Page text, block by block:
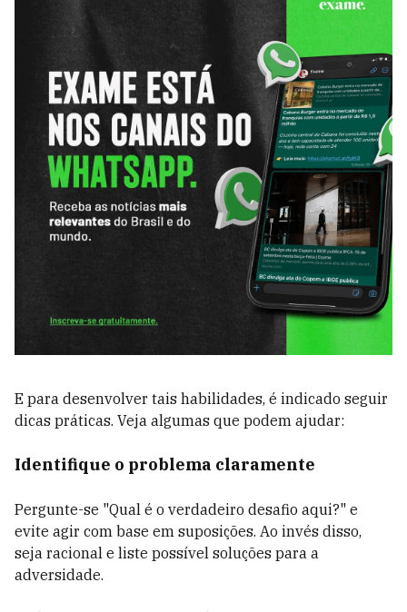
E para desenvolver tais habilidades, é indicado seguir
dicas práticas. Veja algumas que podem ajudar:
Identifique o problema claramente
Pergunte-se "Qual é o verdadeiro desafio aqui?" e
evite agir com base em suposições. Ao invés disso,
seja racional e liste possível soluções para a
adversidade.